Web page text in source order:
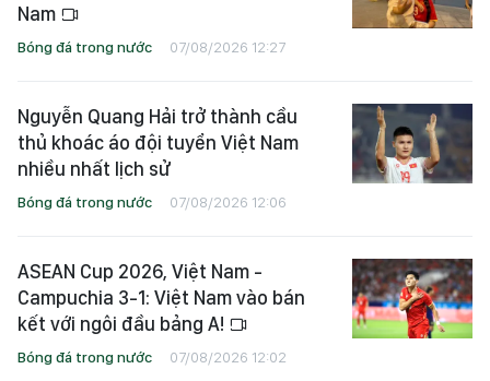
Nam
Bóng đá trong nước 07/08/2026 12:27
Nguyễn Quang Hải trở thành cầu
thủ khoác áo đội tuyển Việt Nam
nhiều nhất lịch sử
Bóng đá trong nước 07/08/2026 12:06
ASEAN Cup 2026, Việt Nam -
Campuchia 3-1: Việt Nam vào bán
kết với ngôi đầu bảng A!
Bóng đá trong nước 07/08/2026 12:02